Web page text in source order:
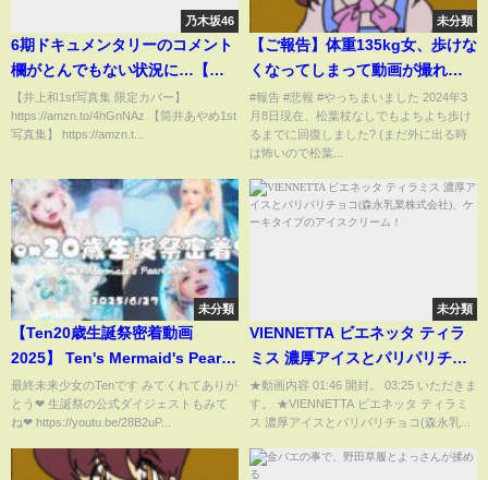
乃木坂46
6期ドキュメンタリーのコメント
欄がとんでもない状況に…【乃
木坂46・乃木坂工事中・乃木坂
配信中】
【井上和1st写真集 限定カバー】
https://amzn.to/4hGnNAz 【筒井あやめ1st
写真集】 https://amzn.t...
未分類
【ご報告】体重135kg女、歩けな
くなってしまって動画が撮れな
くなりました。
#報告 #悲報 #やっちまいました 2024年3
月8日現在、松葉杖なしでもよちよち歩け
るまでに回復しました? (まだ外に出る時
は怖いので松葉...
未分類
【Ten20歳生誕祭密着動画
2025】 Ten's Mermaid's Pearl
20th
最終未来少女のTenです みてくれてありが
とう❤︎ 生誕祭の公式ダイジェストもみて
ね‪‪❤︎ https://youtu.be/28B2uP...
未分類
VIENNETTA ビエネッタ ティラ
ミス 濃厚アイスとパリパリチョ
コ(森永乳業株式会社)、ケーキタ
イプのアイスクリーム！
★動画内容 01:46 開封。 03:25 いただきま
す。 ★VIENNETTA ビエネッタ ティラミ
ス 濃厚アイスとパリパリチョコ(森永乳...